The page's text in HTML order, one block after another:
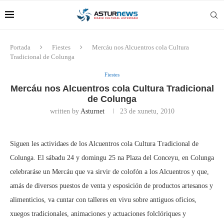
Portada Fiestes
Mercáu nos Alcuentros cola Cultura
Tradicional de Colunga
Fiestes
Mercáu nos Alcuentros cola Cultura Tradicional
de Colunga
written by Asturnet 23 de xunetu, 2010
Siguen les actividaes de los Alcuentros cola Cultura Tradicional de
Colunga. El sábadu 24 y domingu 25 na Plaza del Conceyu, en Colunga
celebraráse un Mercáu que va sirvir de colofón a los Alcuentros y que,
amás de diversos puestos de venta y esposición de productos artesanos y
alimenticios, va cuntar con talleres en vivu sobre antiguos oficios,
xuegos tradicionales, animaciones y actuaciones folclóriques y